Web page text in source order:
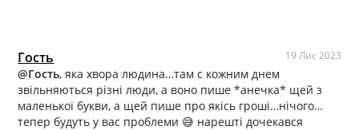
Гость 19 Лис 2023
@Гость, яка хвора людина…там с кожним днем
звільняються різні люди, а воно пише *анечка* щей з
маленької букви, а щей пише про якісь гроші…нічого…
тепер будуть у вас проблеми 😅 нарешті дочекався